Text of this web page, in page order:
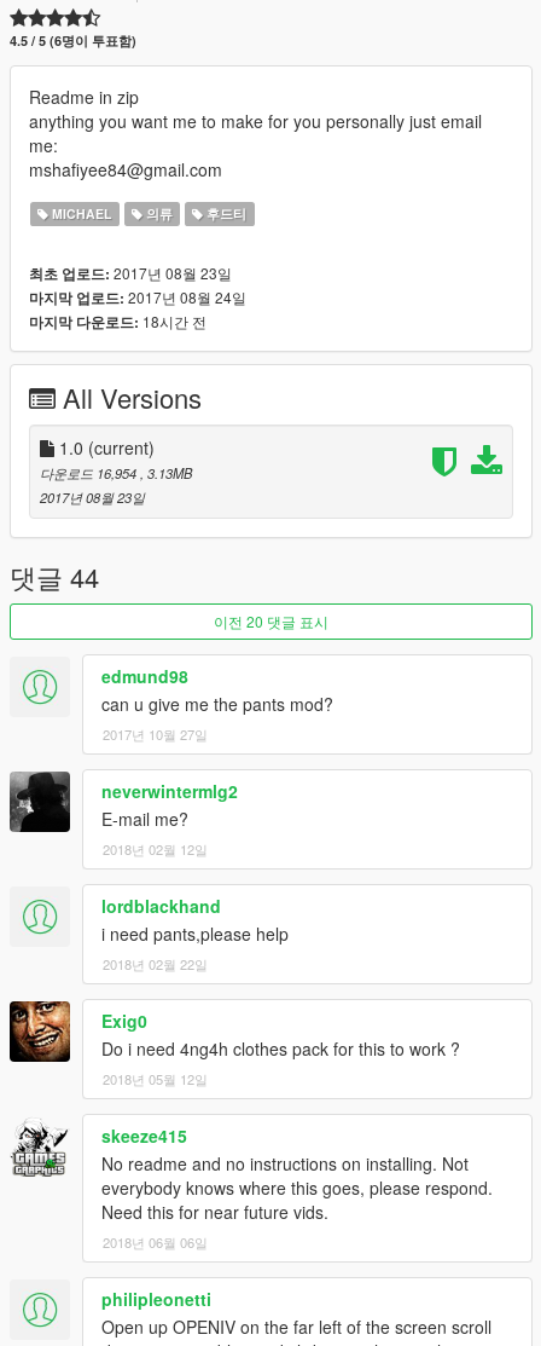
4.5 / 5 (6명이 투표함)
Readme in zip
anything you want me to make for you personally just email
me:
mshafiyee84@gmail.com
MICHAEL 의류 후드티
최초 업로드: 2017년 08월 23일
마지막 업로드: 2017년 08월 24일
마지막 다운로드: 18시간 전
All Versions
1.0 (current)
다운로드 16,954 , 3.13MB
2017년 08월 23일
댓글 44
이전 20 댓글 표시
edmund98
can u give me the pants mod?
2017년 10월 27일
neverwintermlg2
E-mail me?
2018년 02월 12일
lordblackhand
i need pants,please help
2018년 02월 22일
Exig0
Do i need 4ng4h clothes pack for this to work ?
2018년 05월 12일
skeeze415
No readme and no instructions on installing. Not
everybody knows where this goes, please respond.
Need this for near future vids.
2018년 06월 06일
philipleonetti
Open up OPENIV on the far left of the screen scroll